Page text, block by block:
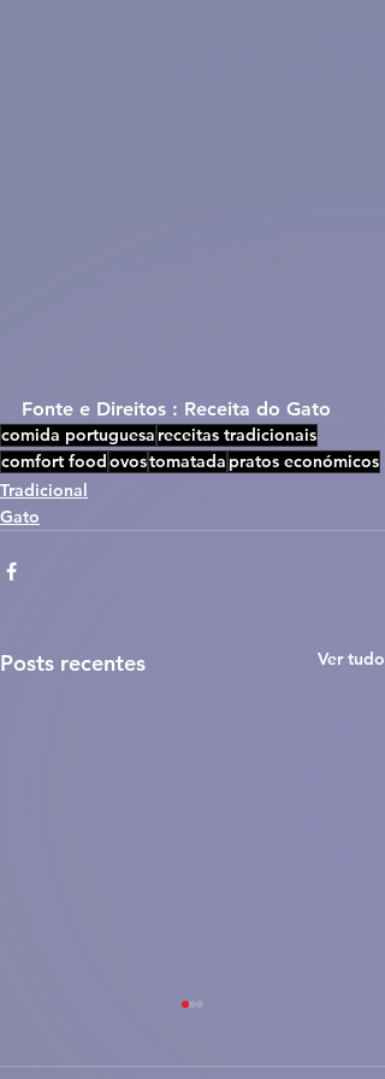
Fonte e Direitos : Receita do Gato
comida portuguesa receitas tradicionais
comfort foodovostomatada pratos económicos
Tradicional
Gato
Posts recentes Ver tudo